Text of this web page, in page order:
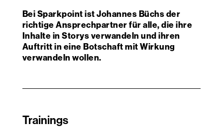
Bei Sparkpoint ist Johannes Büchs der
richtige Ansprechpartner für alle, die ihre
Inhalte in Storys verwandeln und ihren
Auftritt in eine Botschaft mit Wirkung
verwandeln wollen.
Trainings